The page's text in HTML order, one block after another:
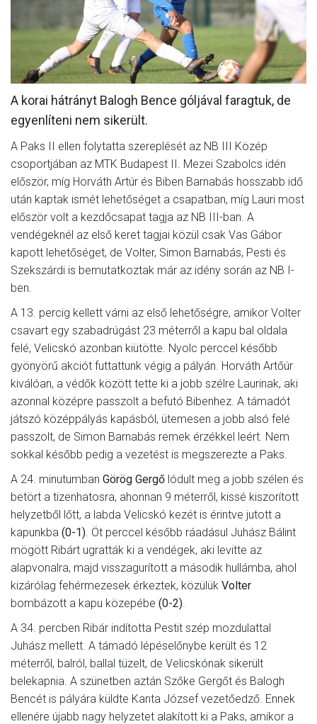
MÉRKŐZÉSEK
KLUB
GALÉRIA
SZURKOLÓI ÉLMÉNYEK
A korai hátrányt Balogh Bence góljával faragtuk, de
egyenlíteni nem sikerült.
A Paks II ellen folytatta szereplését az NB III Közép
csoportjában az MTK Budapest II. Mezei Szabolcs idén
először, míg Horváth Artúr és Biben Barnabás hosszabb idő
után kaptak ismét lehetőséget a csapatban, míg Lauri most
először volt a kezdőcsapat tagja az NB III-ban. A
vendégeknél az első keret tagjai közül csak Vas Gábor
kapott lehetőséget, de Volter, Simon Barnabás, Pesti és
Szekszárdi is bemutatkoztak már az idény során az NB I-
ben.
A 13. percig kellett várni az első lehetőségre, amikor Volter
csavart egy szabadrúgást 23 méterről a kapu bal oldala
felé, Velicskó azonban kiütötte. Nyolc perccel később
gyönyörű akciót futtattunk végig a pályán. Horváth Artőúr
kiválóan, a védők között tette ki a jobb szélre Laurinak, aki
azonnal középre passzolt a befutó Bibenhez. A támadót
játszó középpályás kapásból, ütemesen a jobb alsó felé
passzolt, de Simon Barnabás remek érzékkel leért. Nem
sokkal később pedig a vezetést is megszerezte a Paks.
A 24. minutumban Görög Gergő lódult meg a jobb szélen és
betört a tizenhatosra, ahonnan 9 méterről, kissé kiszorított
helyzetből lőtt, a labda Velicskó kezét is érintve jutott a
kapunkba (0-1) . Öt perccel később ráadásul Juhász Bálint
mögött Ribárt ugratták ki a vendégek, aki levitte az
alapvonalra, majd visszagurított a második hullámba, ahol
kizárólag fehérmezesek érkeztek, közülük Volter
bombázott a kapu közepébe (0-2)
A 34. percben Ribár indította Pestit szép mozdulattal
Juhász mellett. A támadó lépéselőnybe került és 12
méterről, balról, ballal tüzelt, de Velicskónak sikerült
belekapnia. A szünetben aztán Szőke Gergőt és Balogh
Bencét is pályára küldte Kanta József vezetőedző. Ennek
ellenére újabb nagy helyzetet alakított ki a Paks, amikor a